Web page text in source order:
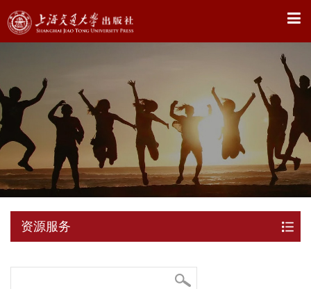
X
资源服务